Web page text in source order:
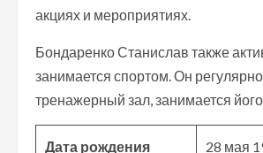
акциях и мероприятиях.
Бондаренко Станислав также
занимается спортом. Он
тренажерный зал, занимается
Дата рождения 28 мая